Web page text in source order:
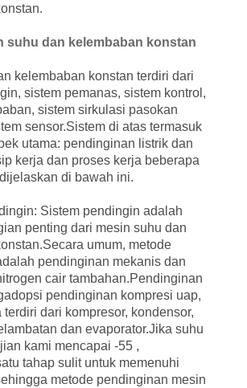
suhu dan kelembaban konstan
kelembaban konstan terdiri dari
sistem pemanas, sistem kontrol,
sistem sirkulasi pasokan
sensor.Sistem di atas termasuk
utama: pendinginan listrik dan
kerja dan proses kerja beberapa
di bawah ini.
Sistem pendingin adalah
penting dari mesin suhu dan
umum, metode
pendinginan mekanis dan
cair tambahan.Pendinginan
pendinginan kompresi uap,
terdiri dari kompresor, kondensor,
dan evaporator.Jika suhu
kami mencapai -55 ,
tahap sulit untuk memenuhi
metode pendinginan mesin